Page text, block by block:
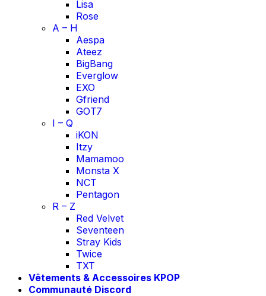
Lisa
Rose
A – H
Aespa
Ateez
BigBang
Everglow
EXO
Gfriend
GOT7
I – Q
iKON
Itzy
Mamamoo
Monsta X
NCT
Pentagon
R – Z
Red Velvet
Seventeen
Stray Kids
Twice
TXT
Vêtements & Accessoires KPOP
Communauté Discord